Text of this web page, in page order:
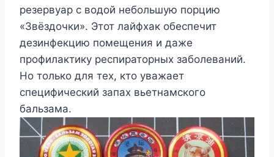
резервуар с водой небольшую порцию
«Звёздочки». Этот лайфхак обеспечит
дезинфекцию помещения и даже
профилактику респираторных заболеваний.
Но только для тех, кто уважает
специфический запах вьетнамского
бальзама.